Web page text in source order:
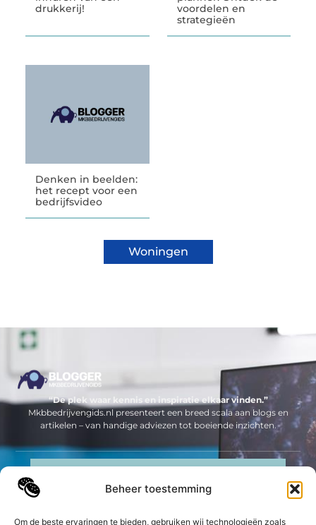
Beheer toestemming
Om de beste ervaringen te bieden, gebruiken wij technologieën zoals
drukkerij!
voordelen en
strategieën
Denken in beelden:
het recept voor een
bedrijfsvideo
Woningen
“De plek waar kennis en inspiratie elkaar vinden.”
Mkbbedrijvengids.nl presenteert een breed scala aan blogs en
artikelen – van handige adviezen tot boeiende inzichten.
Sitelinks
Bericht categorie